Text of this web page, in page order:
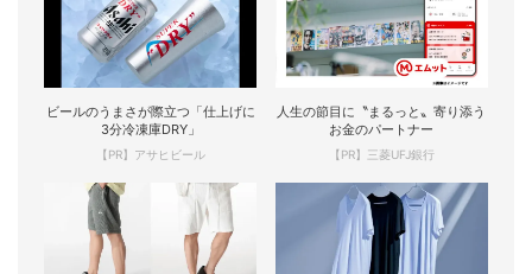
ビールのうまさが際立つ「仕上げに
3分冷凍庫DRY」
【PR】アサヒビール
人生の節目に〝まるっと〟寄り添う
お金のパートナー
【PR】三菱UFJ銀行